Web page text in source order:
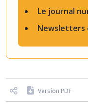
Le journal
Newsletters
Version PDF